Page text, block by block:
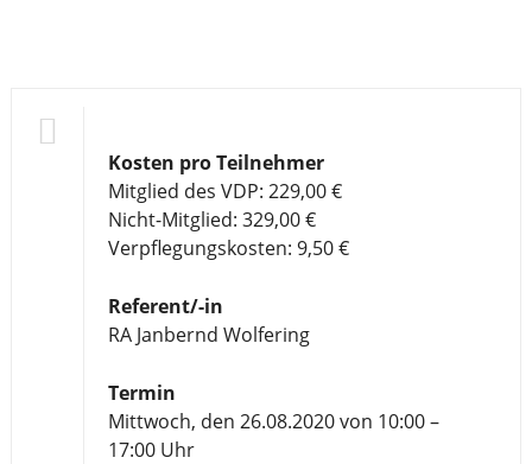
Kosten pro Teilnehmer
Mitglied des VDP: 229,00 €
Nicht-Mitglied: 329,00 €
Verpflegungskosten: 9,50 €
Referent/-in
RA Janbernd Wolfering
Termin
Mittwoch, den 26.08.2020 von 10:00 –
17:00 Uhr